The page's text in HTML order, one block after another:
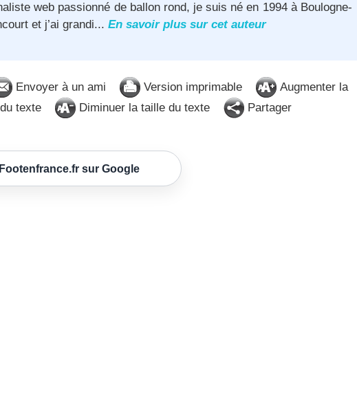
web passionné de ballon rond, je suis né en 1994 à Boulogne-
et j’ai grandi... En savoir plus sur cet auteur
Envoyer à un ami Version imprimable
Augmenter la
texte
Diminuer la taille du texte Partager
sur Google